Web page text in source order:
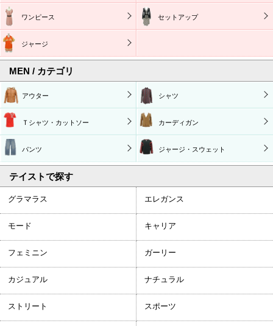
ワンピース セットアップ
ジャージ
MEN / カテゴリ
アウター シャツ
Ｔシャツ・カットソー カーディガン
パンツ ジャージ・スウェット
テイストで探す
グラマラス エレガンス
モード キャリア
フェミニン ガーリー
カジュアル ナチュラル
ストリート スポーツ